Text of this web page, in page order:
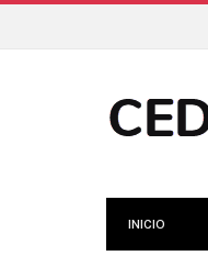
INICIO